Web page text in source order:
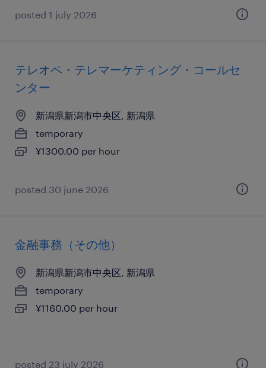
posted 1 july 2026
テレオペ・テレマーケティング・コールセ
ンター
新潟県新潟市中央区, 新潟県
temporary
¥1300.00 per hour
posted 30 june 2026
金融事務（その他）
新潟県新潟市中央区, 新潟県
temporary
¥1160.00 per hour
posted 23 july 2026